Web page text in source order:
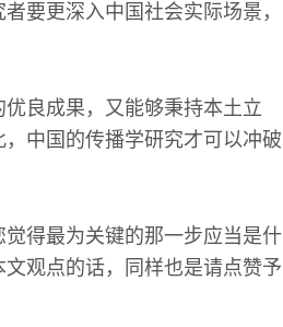
要更深入中国社会实际场景，
良成果，又能够秉持本土立
中国的传播学研究才可以冲破
得最为关键的那一步应当是什
观点的话，同样也是请点赞予